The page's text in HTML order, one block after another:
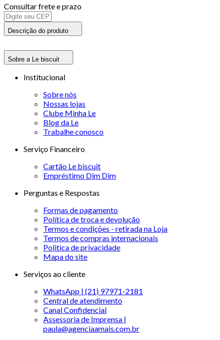
Consultar frete e prazo
Descrição do produto
Sobre a Le biscuit
Institucional
Sobre nós
Nossas lojas
Clube Minha Le
Blog da Le
Trabalhe conosco
Serviço Financeiro
Cartão Le biscuit
Empréstimo Dim Dim
Perguntas e Respostas
Formas de pagamento
Política de troca e devolução
Termos e condições - retirada na Loja
Termos de compras internacionais
Politica de privacidade
Mapa do site
Serviços ao cliente
WhatsApp | (21) 97971-2181
Central de atendimento
Canal Confidencial
Assessoria de Imprensa |
paula@agenciaamais.com.br